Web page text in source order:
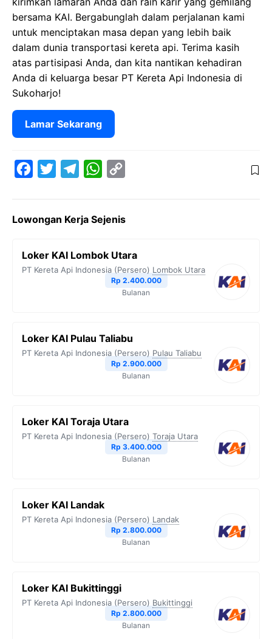
bersama KAI. Bergabunglah dalam perjalanan kami
untuk menciptakan masa depan yang lebih baik
dalam dunia transportasi kereta api. Terima kasih
atas partisipasi Anda, dan kita nantikan kehadiran
Anda di keluarga besar PT Kereta Api Indonesia di
Sukoharjo!
Lamar Sekarang
e
o
t
e
e
r
W
t
A
y
i
n
k
Lowongan Kerja Sejenis
Loker KAI Lombok Utara
PT Kereta Api Indonesia (Persero) Lombok Utara
Rp 2.400.000
Bulanan
Loker KAI Pulau Taliabu
PT Kereta Api Indonesia (Persero) Pulau Taliabu
Rp 2.900.000
Bulanan
Loker KAI Toraja Utara
PT Kereta Api Indonesia (Persero) Toraja Utara
Rp 3.400.000
Bulanan
Loker KAI Landak
PT Kereta Api Indonesia (Persero) Landak
Rp 2.800.000
Bulanan
Loker KAI Bukittinggi
PT Kereta Api Indonesia (Persero) Bukittinggi
Rp 2.800.000
Bulanan